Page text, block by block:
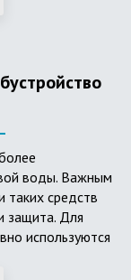
воды. Важным
таких средств
защита. Для
используются